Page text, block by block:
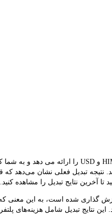
آخرین نتایج تبدیل را مشاهده کنید.